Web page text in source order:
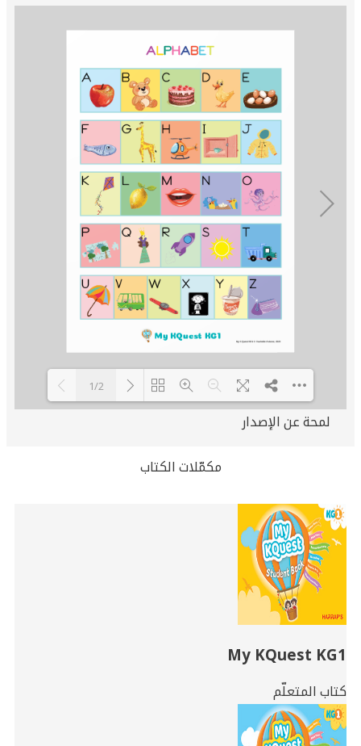
1/2
لمحة عن الإصدار
مكمّلات الكتاب
Related
Books
My KQuest KG1
كتاب المتعلّم